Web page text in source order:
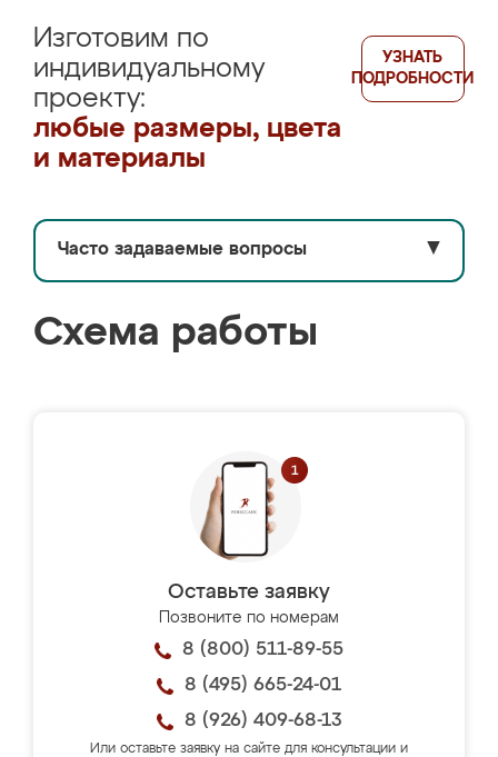
Изготовим по
индивидуальному
проекту:
любые размеры, цвета
и материалы
УЗНАТЬ
ПОДРОБНОСТИ
Часто задаваемые вопросы ▼
Схема работы
Оставьте заявку
Позвоните по номерам
8 (800) 511-89-55
8 (495) 665-24-01
8 (926) 409-68-13
Или оставьте заявку на сайте для консультации и